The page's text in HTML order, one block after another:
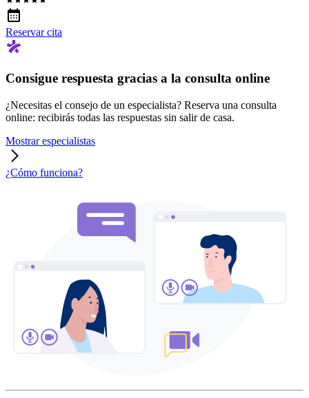
Reservar cita
Consigue respuesta gracias a la consulta online
¿Necesitas el consejo de un especialista? Reserva una consulta
online: recibirás todas las respuestas sin salir de casa.
Mostrar especialistas
¿Cómo funciona?